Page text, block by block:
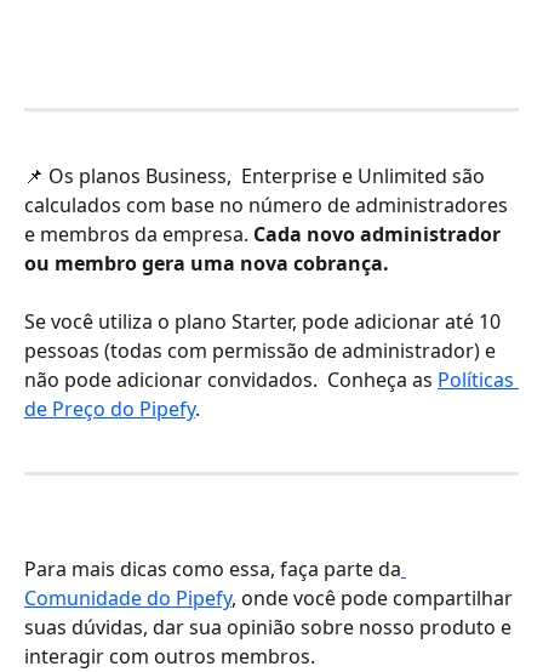
📌 Os planos Business,  Enterprise e Unlimited são
calculados com base no número de administradores
e membros da empresa. Cada novo administrador
ou membro gera uma nova cobrança.
Se você utiliza o plano Starter, pode adicionar até 10
pessoas (todas com permissão de administrador) e
não pode adicionar convidados.  Conheça as Políticas
de Preço do Pipefy.
Para mais dicas como essa, faça parte da
Comunidade do Pipefy, onde você pode compartilhar
suas dúvidas, dar sua opinião sobre nosso produto e
interagir com outros membros.